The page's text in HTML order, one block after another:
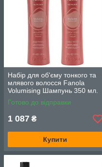
Набір для об'єму тонкого та
млявого волосся Fanola
Volumising Шампунь 350 мл.
та Кондиціонер 350 мл.
Готово до відправки
1 087 ₴
Купити